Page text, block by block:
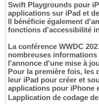
Swift Playgrounds pour
applications sur iPad et
Il bénéficie également
fonctions d'accessibilité
La conférence WWDC
nombreuses informations
l'annonce d'une mise à
Pour la première fois, les
leur iPad pour créer et
applications pour iPhone
Lapplication de codage